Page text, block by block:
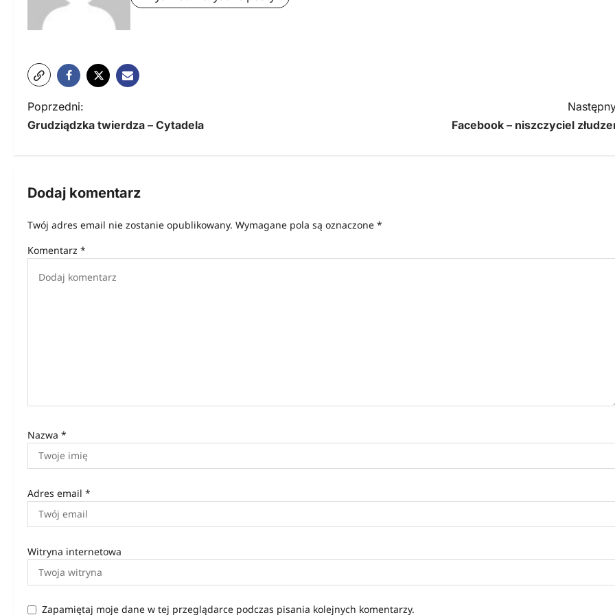
N
a
i
a
c
s
u
Poprzedni:
Grudziądzka twierdza – Cytadela
Facebook – niszczyciel
Dodaj komentarz
Twój adres email nie zostanie opublikowany. Wymagane pola są oznaczone *
Komentarz *
Nazwa *
Adres email *
Witryna internetowa
Zapamiętaj moje dane w tej przeglądarce podczas pisania kolejnych komentarzy.